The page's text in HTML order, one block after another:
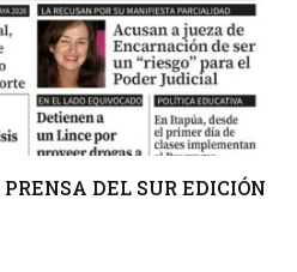
DEL SUR EDICIÓN